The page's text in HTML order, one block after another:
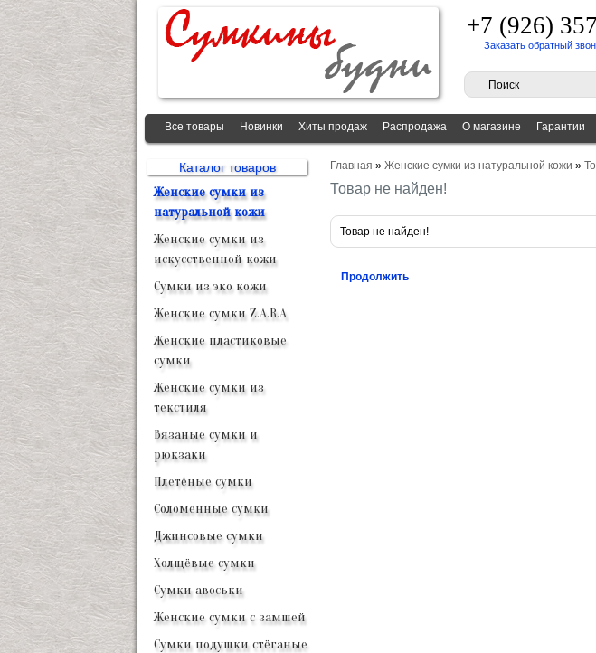
+7 (926)
Заказать обратный
Все товары Новинки Хиты продаж Распродажа О магазине Гарантии
Каталог товаров
Женские сумки из
натуральной кожи
Женские сумки из
искусственной кожи
Сумки из эко кожи
Женские сумки Z.A.R.A
Женские пластиковые
сумки
Женские сумки из
текстиля
Вязаные сумки и
рюкзаки
Плетёные сумки
Соломенные сумки
Джинсовые сумки
Холщёвые сумки
Сумки авоськи
Женские сумки с замшей
Сумки подушки стёганые
Главная » Женские сумки из натуральной кожи »
Товар не найден!
Товар не найден!
Продолжить